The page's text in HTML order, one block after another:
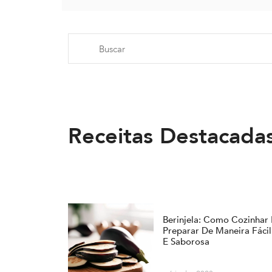
Receitas
Berinjela: Como Cozinhar
Preparar De Maneira Fácil
E Saborosa